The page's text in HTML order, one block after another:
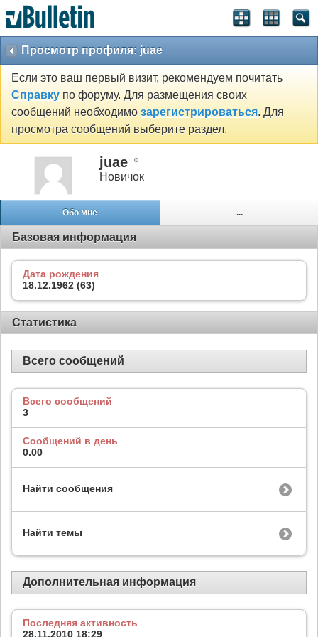
Просмотр профиля: juae
Если это ваш первый визит, рекомендуем почитать
Справку по форуму. Для размещения своих
сообщений необходимо зарегистрироваться. Для
просмотра сообщений выберите раздел.
juae
Новичок
Обо мне ...
Базовая информация
Дата рождения
18.12.1962 (63)
Статистика
Всего сообщений
Всего сообщений
3
Сообщений в день
0.00
Найти сообщения
Найти темы
Дополнительная информация
Последняя активность
28.11.2010 18:29